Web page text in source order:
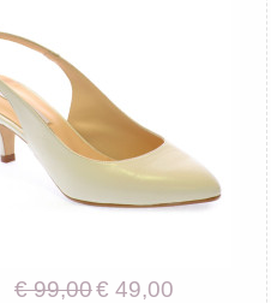
€ 99,00€ 49,00